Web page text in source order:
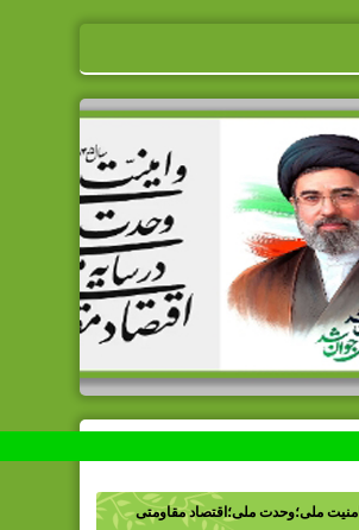
امنیت ملی؛وحدت ملی؛اقتصاد مقاومتی